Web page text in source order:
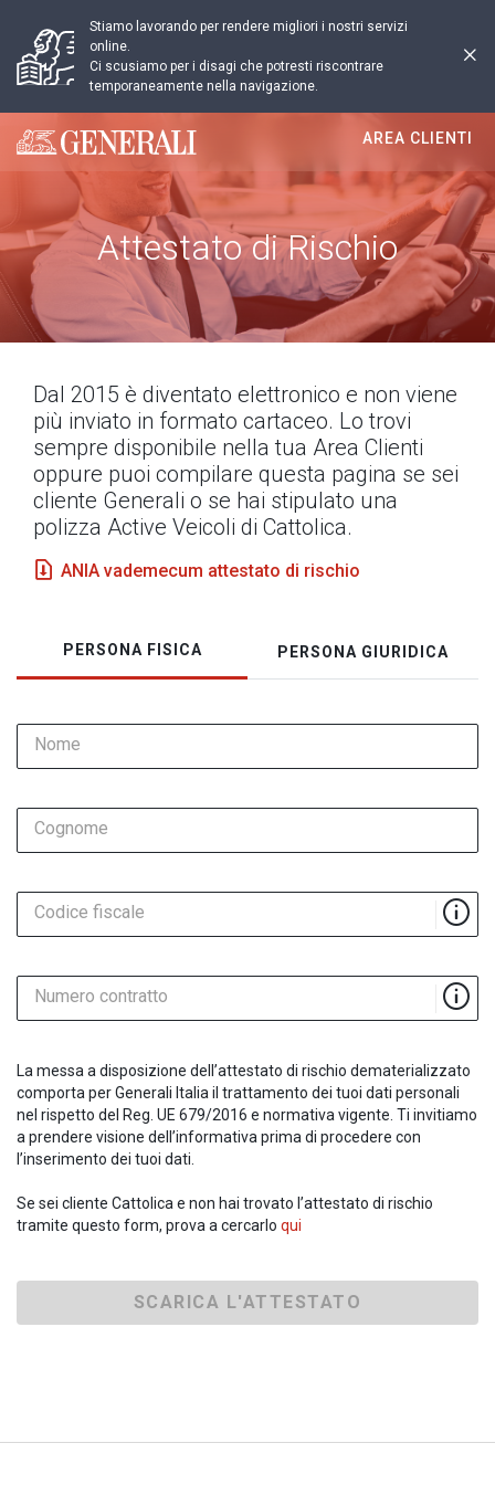
Stiamo lavorando per rendere migliori i nostri servizi
online.
Ci scusiamo per i disagi che potresti riscontrare
temporaneamente nella navigazione.
Generali logo
AREA CLIENTI
Attestato di Rischio
Dal 2015 è diventato elettronico e non viene
più inviato in formato cartaceo. Lo trovi
sempre disponibile nella tua Area Clienti
oppure puoi compilare questa pagina se sei
cliente Generali o se hai stipulato una
polizza Active Veicoli di Cattolica.
ANIA vademecum attestato di rischio
PERSONA FISICA PERSONA GIURIDICA
Nome
Cognome
Codice fiscale
Numero contratto
La messa a disposizione dell’attestato di rischio dematerializzato
comporta per Generali Italia il trattamento dei tuoi dati personali
nel rispetto del Reg. UE 679/2016 e normativa vigente. Ti invitiamo
a prendere visione dell’informativa prima di procedere con
l’inserimento dei tuoi dati.
Se sei cliente Cattolica e non hai trovato l’attestato di rischio
tramite questo form, prova a cercarlo qui
SCARICA L'ATTESTATO